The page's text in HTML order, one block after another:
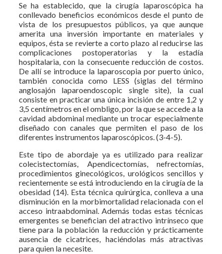
Se ha establecido, que la cirugía laparoscópica ha
conllevado beneficios económicos desde el punto de
vista de los presupuestos públicos, ya que aunque
amerita una inversión importante en materiales y
equipos, ésta se revierte a corto plazo al reducirse las
complicaciones postoperatorias y la estadía
hospitalaria, con la consecuente reducción de costos.
De allí se introduce la laparoscopia por puerto único,
también conocida como LESS (siglas del término
anglosajón laparoendoscopic single site), la cual
consiste en practicar una única incisión de entre 1,2 y
3,5 centímetros en el ombligo, por la que se accede a la
cavidad abdominal mediante un trocar especialmente
diseñado con canales que permiten el paso de los
diferentes instrumentos laparoscópicos. (3-4-5).
Este tipo de abordaje ya es utilizado para realizar
colecistectomías, Apendicectomías, nefrectomías,
procedimientos ginecológicos, urológicos sencillos y
recientemente se está introduciendo en la cirugía de la
obesidad (14). Esta técnica quirúrgica, conlleva a una
disminución en la morbimortalidad relacionada con el
acceso intraabdominal. Además todas estas técnicas
emergentes se benefician del atractivo intrínseco que
tiene para la población la reducción y prácticamente
ausencia de cicatrices, haciéndolas más atractivas
para quien la necesite.